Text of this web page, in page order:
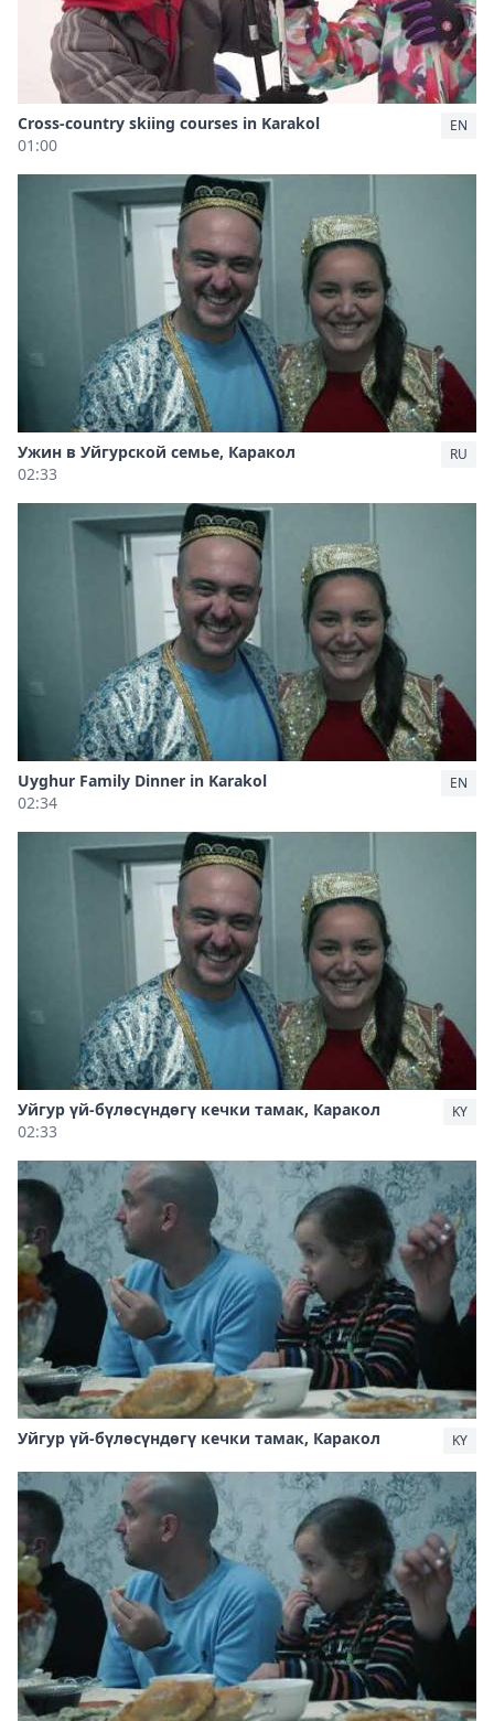
Cross-country skiing courses in Karakol
01:00
EN
Ужин в Уйгурской семье, Каракол
02:33
RU
Uyghur Family Dinner in Karakol
02:34
EN
Уйгур үй-бүлөсүндөгү кечки тамак, Каракол
02:33
KY
Уйгур үй-бүлөсүндөгү кечки тамак, Каракол KY